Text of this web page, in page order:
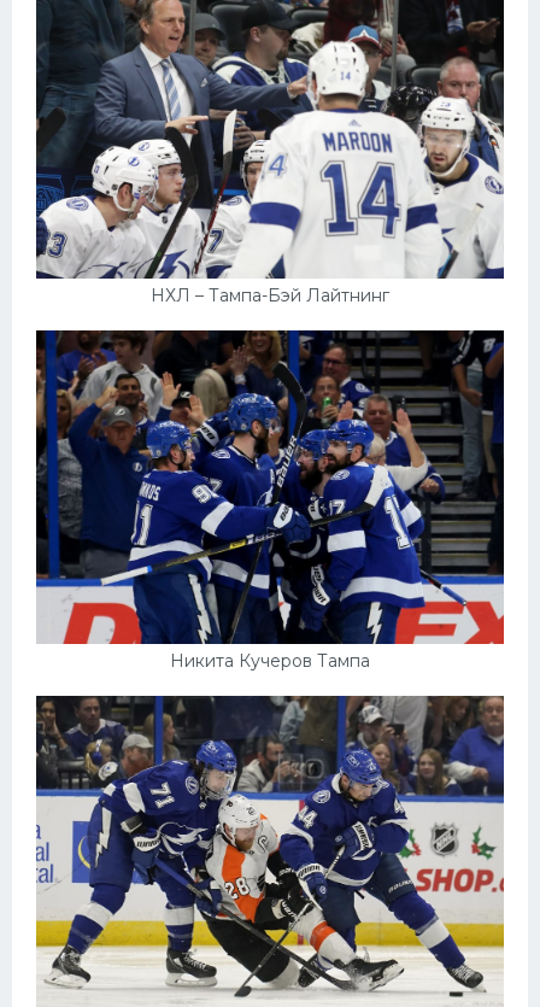
НХЛ – Тампа-Бэй Лайтнинг
Никита Кучеров Тампа